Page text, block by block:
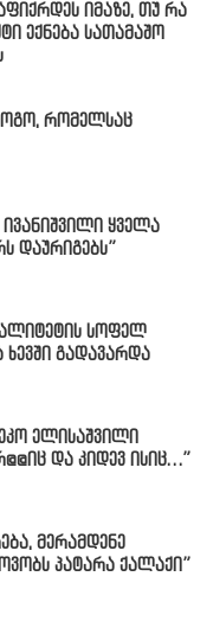
იმაზე, თუ რა
ექნება სათამაშო
რომელსაც
ყველა
დაურიგებს”
სოფელ
ხევში გადავარდა
ელისაშვილი
და კიდევ ისიც…”
მერამდენე
პატარა ქალაქი”